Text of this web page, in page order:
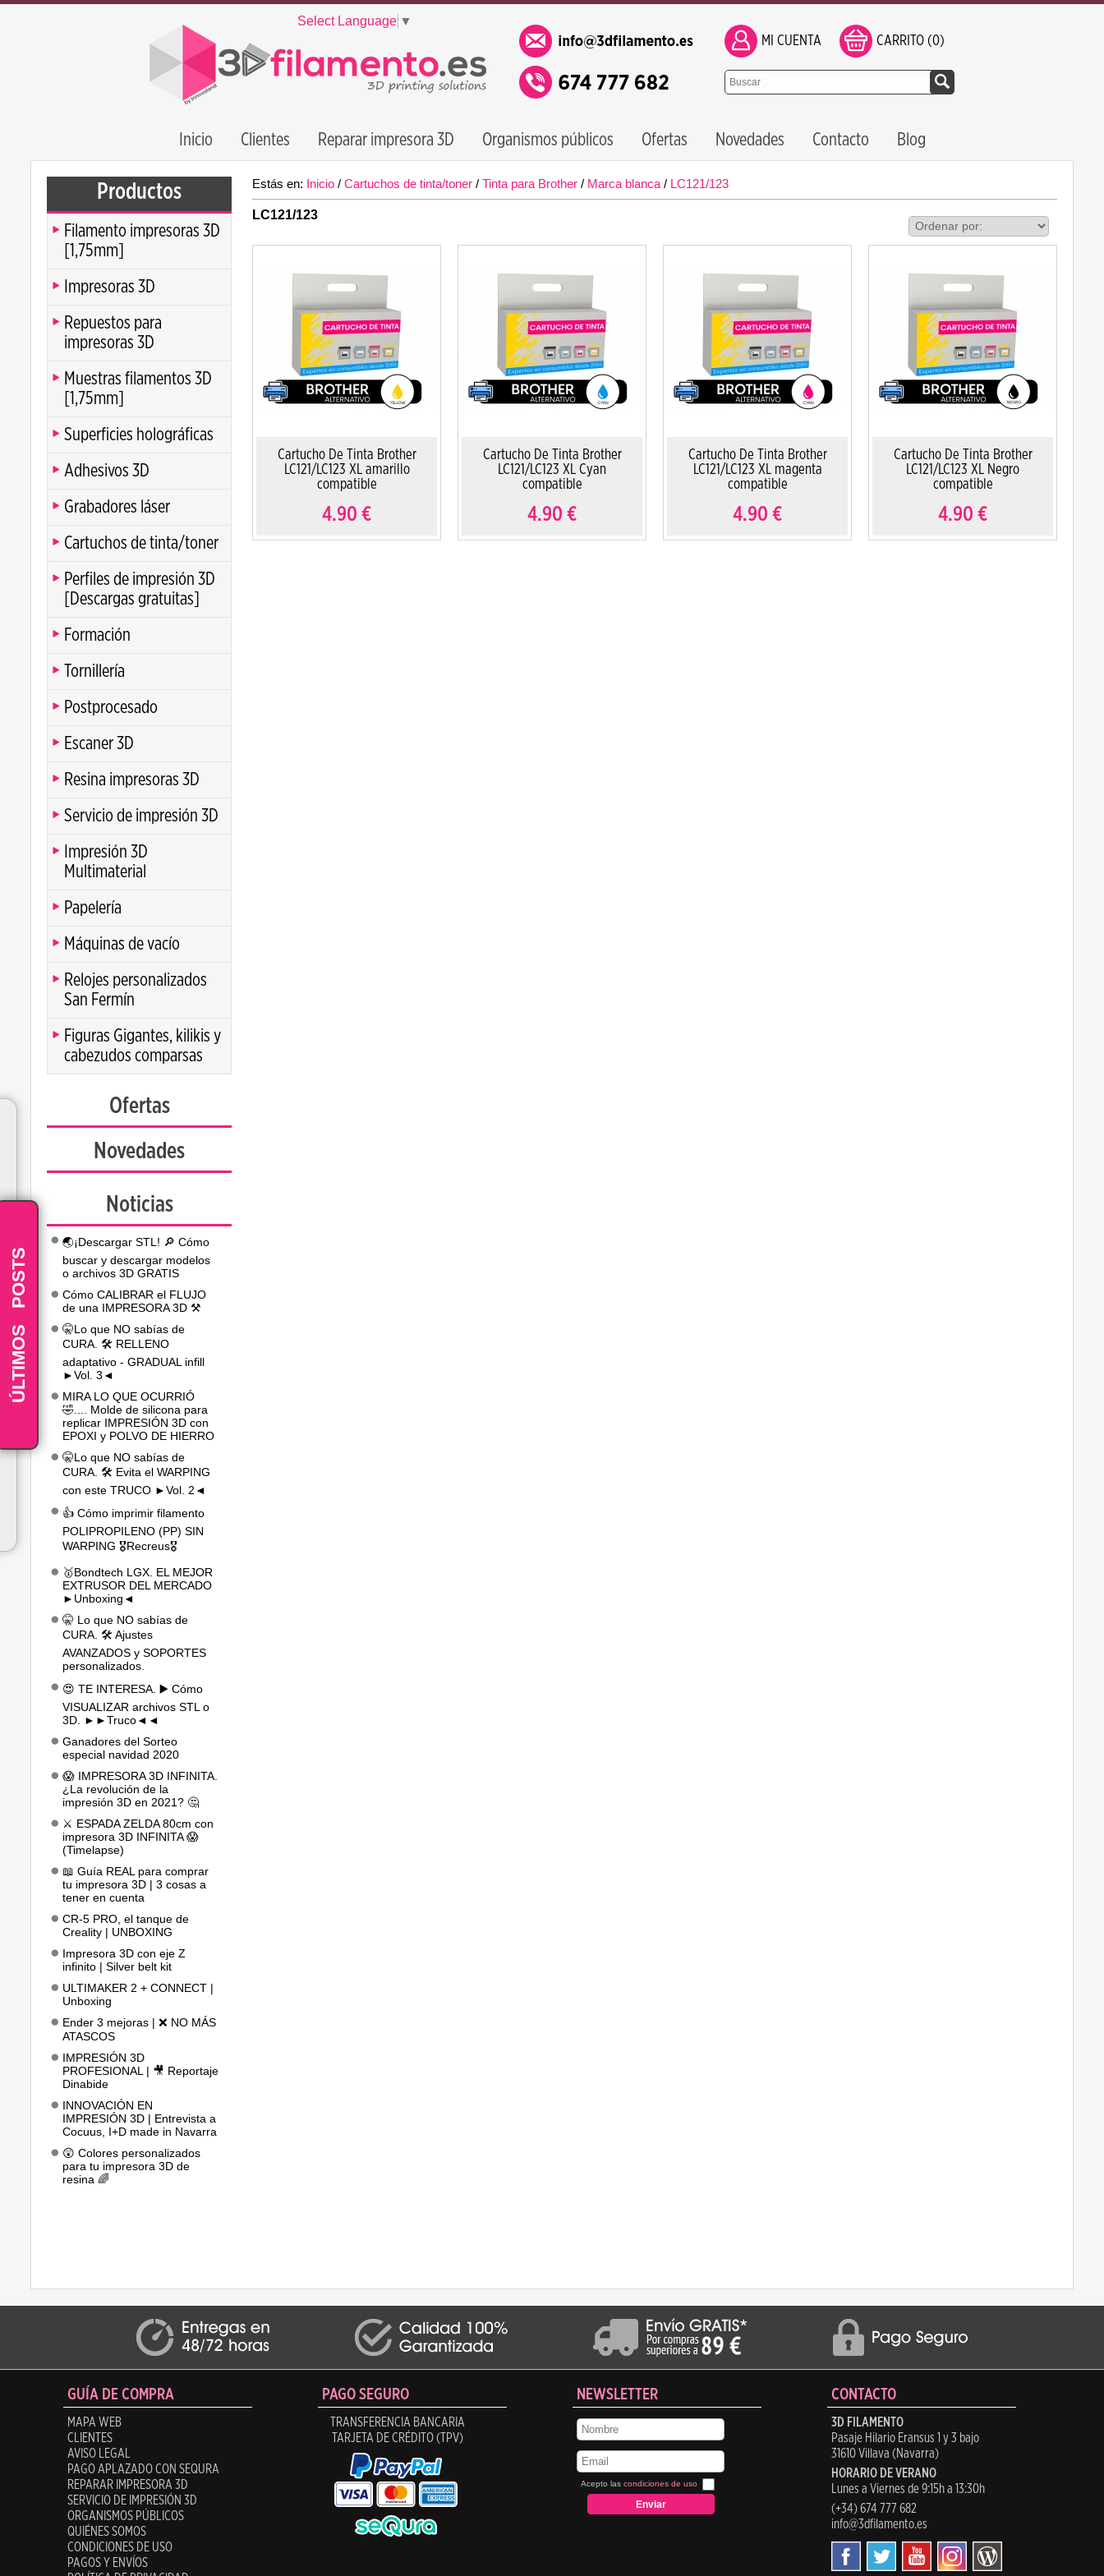
Select Language ▼
MI CUENTA CARRITO (0)
Inicio Clientes Reparar impresora 3D Organismos públicos Ofertas Novedades Contacto Blog
Productos
Filamento impresoras 3D
[1,75mm]
Impresoras 3D
Repuestos para
impresoras 3D
Muestras filamentos 3D
[1,75mm]
Superficies holográficas
Adhesivos 3D
Grabadores láser
Cartuchos de tinta/toner
Perfiles de impresión 3D
[Descargas gratuitas]
Formación
Tornillería
Postprocesado
Escaner 3D
Resina impresoras 3D
Servicio de impresión 3D
Impresión 3D
Multimaterial
Papelería
Máquinas de vacío
Relojes personalizados
San Fermín
Figuras Gigantes, kilikis y
cabezudos comparsas
Ofertas
Novedades
Noticias
🌏¡Descargar STL! 🔎 Cómo
buscar y descargar modelos
o archivos 3D GRATIS
Cómo CALIBRAR el FLUJO
de una IMPRESORA 3D ⚒️
🤫Lo que NO sabías de
CURA. 🛠️ RELLENO
adaptativo - GRADUAL infill
►Vol. 3◄
MIRA LO QUE OCURRIÓ
🤣.... Molde de silicona para
replicar IMPRESIÓN 3D con
EPOXI y POLVO DE HIERRO
🤫Lo que NO sabías de
CURA. 🛠️ Evita el WARPING
con este TRUCO ►Vol. 2◄
👍 Cómo imprimir filamento
POLIPROPILENO (PP) SIN
WARPING 🎖️Recreus🎖️
🥇Bondtech LGX. EL MEJOR
EXTRUSOR DEL MERCADO
►Unboxing◄
🤫 Lo que NO sabías de
CURA. 🛠️ Ajustes
AVANZADOS y SOPORTES
personalizados.
😍 TE INTERESA. ▶️ Cómo
VISUALIZAR archivos STL o
3D. ►►Truco◄◄
Ganadores del Sorteo
especial navidad 2020
😱 IMPRESORA 3D INFINITA.
¿La revolución de la
impresión 3D en 2021? 🤔
⚔️ ESPADA ZELDA 80cm con
impresora 3D INFINITA 😱
(Timelapse)
📖 Guía REAL para comprar
tu impresora 3D | 3 cosas a
tener en cuenta
CR-5 PRO, el tanque de
Creality | UNBOXING
Impresora 3D con eje Z
infinito | Silver belt kit
ULTIMAKER 2 + CONNECT |
Unboxing
Ender 3 mejoras | ❌ NO MÁS
ATASCOS
IMPRESIÓN 3D
PROFESIONAL | 🎥 Reportaje
Dinabide
INNOVACIÓN EN
IMPRESIÓN 3D | Entrevista a
Cocuus, I+D made in Navarra
😲 Colores personalizados
para tu impresora 3D de
resina 🌈
Estás en: Inicio / Cartuchos de tinta/toner / Tinta para Brother / Marca blanca / LC121/123
LC121/123
Cartucho De Tinta Brother
LC121/LC123 XL amarillo
compatible
4.90 €
Cartucho De Tinta Brother
LC121/LC123 XL Cyan
compatible
4.90 €
Cartucho De Tinta Brother
LC121/LC123 XL magenta
compatible
4.90 €
Cartucho De Tinta Brother
LC121/LC123 XL Negro
compatible
4.90 €
GUÍA DE COMPRA
MAPA WEB
CLIENTES
AVISO LEGAL
PAGO APLAZADO CON SEQURA
REPARAR IMPRESORA 3D
SERVICIO DE IMPRESIÓN 3D
ORGANISMOS PÚBLICOS
QUIÉNES SOMOS
CONDICIONES DE USO
PAGOS Y ENVÍOS
PAGO SEGURO
TRANSFERENCIA BANCARIA
TARJETA DE CRÉDITO (TPV)
NEWSLETTER
Acepto las condiciones de uso
CONTACTO
3D FILAMENTO
Pasaje Hilario Eransus 1 y 3 bajo
31610 Villava (Navarra)
HORARIO DE VERANO
Lunes a Viernes de 9:15h a 13:30h
(+34) 674 777 682
info@3dfilamento.es
ÚLTIMOS
POSTS